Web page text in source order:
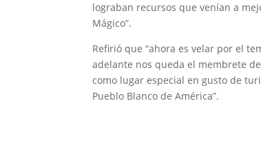
lograban recursos que venían a
Mágico”.
Refirió que “ahora es velar por el
adelante nos queda el membrete
como lugar especial en gusto de
Pueblo Blanco de América”.